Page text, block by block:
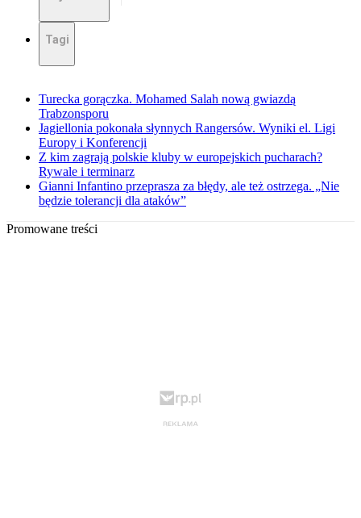
Tagi
Turecka gorączka. Mohamed Salah nową gwiazdą
Trabzonsporu
Jagiellonia pokonała słynnych Rangersów. Wyniki el. Ligi
Europy i Konferencji
Z kim zagrają polskie kluby w europejskich pucharach?
Rywale i terminarz
Gianni Infantino przeprasza za błędy, ale też ostrzega. „Nie
będzie tolerancji dla ataków”
Promowane treści